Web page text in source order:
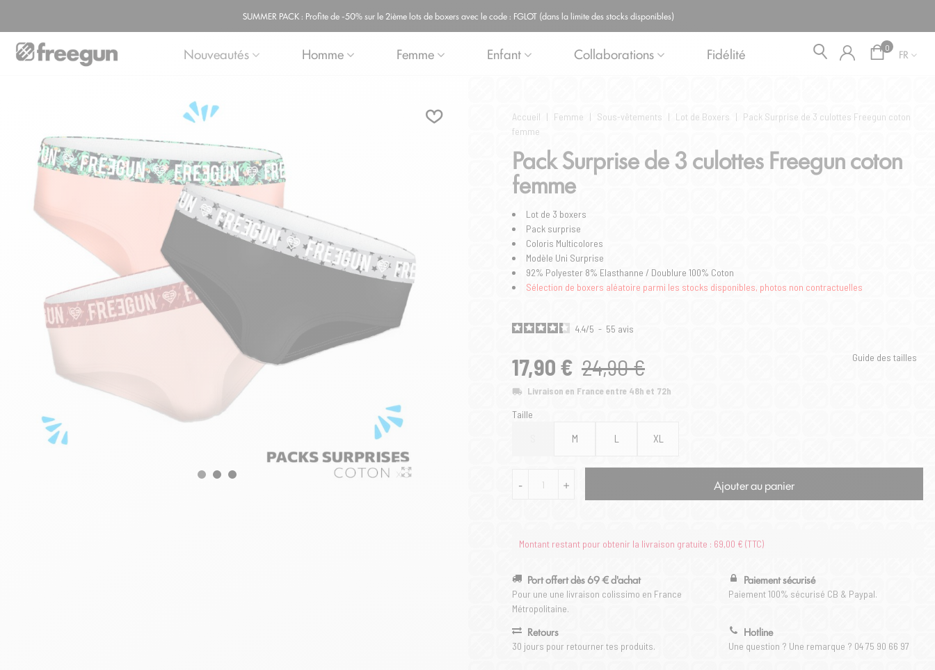
SUMMER PACK : Profite de -50% sur le 2ième lots de boxers avec le code : FGLOT (dans la limite des stocks disponibles)
Nouveautés Homme Femme Enfant Collaborations Fidélité 0 FR
Accueil | Femme | Sous-vêtements | Lot de Boxers | Pack Surprise de 3 culottes Freegun coton
femme
Pack Surprise de 3 culottes Freegun coton
femme
Lot de 3 boxers
Pack surprise
Coloris Multicolores
Modèle Uni Surprise
92% Polyester 8% Elasthanne / Doublure 100% Coton
Sélection de boxers aléatoire parmi les stocks disponibles, photos non contractuelles
4.4/5 - 55 avis
17,90 € 24,90 €
Livraison en France entre 48h et 72h
Guide des tailles
Taille
M L XL
- + Ajouter au panier
Montant restant pour obtenir la livraison gratuite : 69,00 € (TTC)
Port offert dès 69 € d'achat
Pour une une livraison colissimo en France
Métropolitaine.
Paiement sécurisé
Paiement 100% sécurisé CB & Paypal.
Retours
30 jours pour retourner tes produits.
Hotline
Une question ? Une remarque ? 04 75 90 66 97